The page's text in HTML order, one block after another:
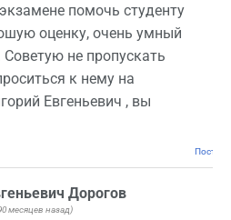
помочь студенту
оценку, очень умный
не пропускать
к нему на
Евгеньевич , вы
Дорогов
месяцев назад)